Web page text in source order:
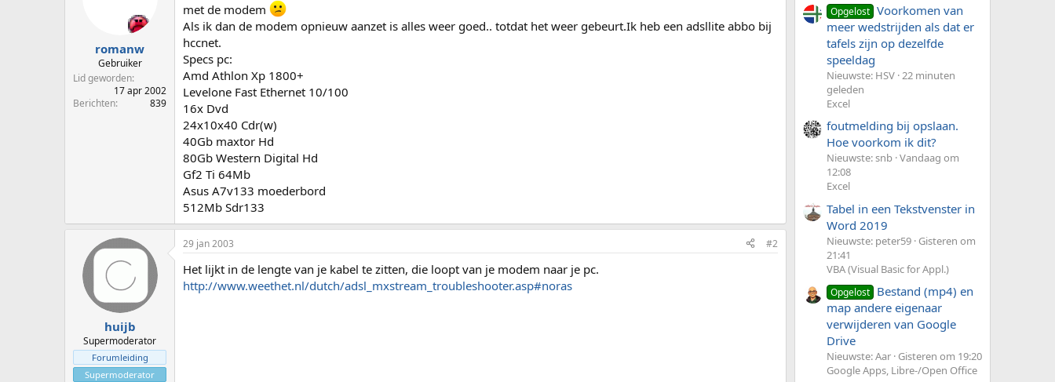
r
e
u
m
romanw
Gebruiker
Lid geworden
17 apr 2002
Berichten
839
met de modem
Als ik dan de modem opnieuw aanzet is alles weer goed.. totdat het weer gebeurt.Ik heb een adsllite abbo bij
hccnet.
Specs pc:
Amd Athlon Xp 1800+
Levelone Fast Ethernet 10/100
16x Dvd
24x10x40 Cdr(w)
40Gb maxtor Hd
80Gb Western Digital Hd
Gf2 Ti 64Mb
Asus A7v133 moederbord
512Mb Sdr133
huijb
Supermoderator
Forumleiding
Supermoderator
29 jan 2003 #2
Het lijkt in de lengte van je kabel te zitten, die loopt van je modem naar je pc.
http://www.weethet.nl/dutch/adsl_mxstream_troubleshooter.asp#noras
Opgelost Voorkomen van
meer wedstrijden als dat er
tafels zijn op dezelfde
speeldag
Nieuwste: HSV 22 minuten
geleden
Excel
foutmelding bij opslaan.
Hoe voorkom ik dit?
Nieuwste: snb Vandaag om
12:08
Excel
Tabel in een Tekstvenster in
Word 2019
Nieuwste: peter59 Gisteren om
21:41
VBA (Visual Basic for Appl.)
Opgelost Bestand (mp4) en
map andere eigenaar
verwijderen van Google
Drive
Nieuwste: Aar Gisteren om 19:20
Google Apps, Libre-/Open Office